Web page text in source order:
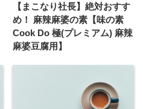
【まこなり社長】絶対おすす
め！ 麻辣麻婆の素【味の素
Cook Do 極(プレミアム) 麻辣
麻婆豆腐用】